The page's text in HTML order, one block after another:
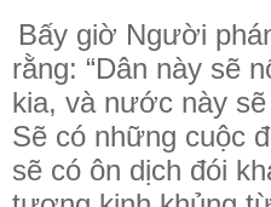
Bấy giờ Người
rằng: “Dân này sẽ
kia, và nước này
Sẽ có những cuộc
sẽ có ôn dịch đói